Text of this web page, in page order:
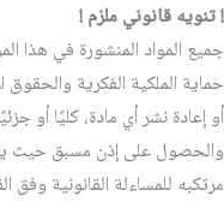
! تنويه قانوني ملزم !
جميع المواد المنشورة في هذا
حماية الملكية الفكرية والحقوق
أو إعادة نشر أي مادة، كليًا أو
والحصول على إذن مسبق حيث
مرتكبه للمساءلة القانونية وفق